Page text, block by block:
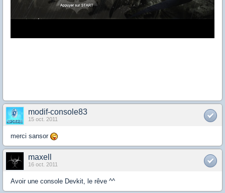
modif-console83
15 oct. 2011
merci sansor
maxell
16 oct. 2011
Avoir une console Devkit, le rêve ^^